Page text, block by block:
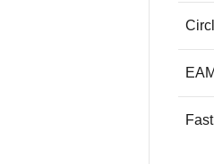
EAM